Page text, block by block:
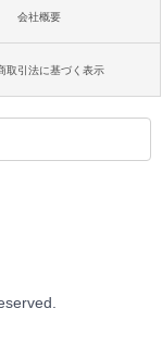
会社概要
取引法に基づく表示